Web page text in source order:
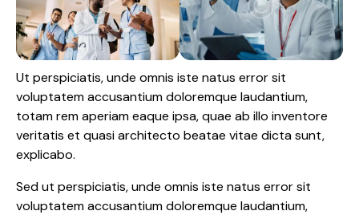
Ut perspiciatis, unde omnis iste natus error sit
voluptatem accusantium doloremque laudantium,
totam rem aperiam eaque ipsa, quae ab illo inventore
veritatis et quasi architecto beatae vitae dicta sunt,
explicabo.
Sed ut perspiciatis, unde omnis iste natus error sit
voluptatem accusantium doloremque laudantium,